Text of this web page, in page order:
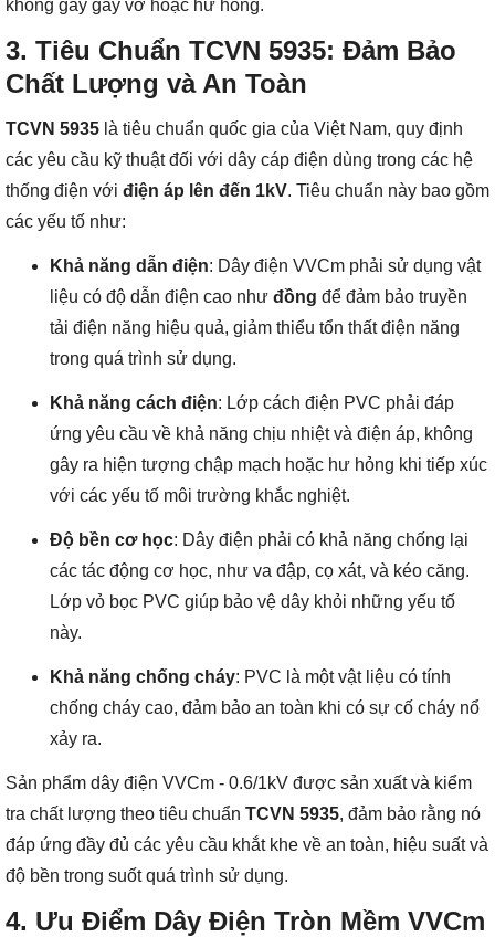
không gây gãy vỡ hoặc hư hỏng.
3. Tiêu Chuẩn TCVN 5935: Đảm Bảo
Chất Lượng và An Toàn
TCVN 5935 là tiêu chuẩn quốc gia của Việt Nam, quy định
các yêu cầu kỹ thuật đối với dây cáp điện dùng trong các hệ
thống điện với điện áp lên đến 1kV. Tiêu chuẩn này bao gồm
các yếu tố như:
Khả năng dẫn điện: Dây điện VVCm phải sử dụng vật
liệu có độ dẫn điện cao như đồng để đảm bảo truyền
tải điện năng hiệu quả, giảm thiểu tổn thất điện năng
trong quá trình sử dụng.
Khả năng cách điện: Lớp cách điện PVC phải đáp
ứng yêu cầu về khả năng chịu nhiệt và điện áp, không
gây ra hiện tượng chập mạch hoặc hư hỏng khi tiếp xúc
với các yếu tố môi trường khắc nghiệt.
Độ bền cơ học: Dây điện phải có khả năng chống lại
các tác động cơ học, như va đập, cọ xát, và kéo căng.
Lớp vỏ bọc PVC giúp bảo vệ dây khỏi những yếu tố
này.
Khả năng chống cháy: PVC là một vật liệu có tính
chống cháy cao, đảm bảo an toàn khi có sự cố cháy nổ
xảy ra.
Sản phẩm dây điện VVCm - 0.6/1kV được sản xuất và kiểm
tra chất lượng theo tiêu chuẩn TCVN 5935, đảm bảo rằng nó
đáp ứng đầy đủ các yêu cầu khắt khe về an toàn, hiệu suất và
độ bền trong suốt quá trình sử dụng.
4. Ưu Điểm Dây Điện Tròn Mềm VVCm